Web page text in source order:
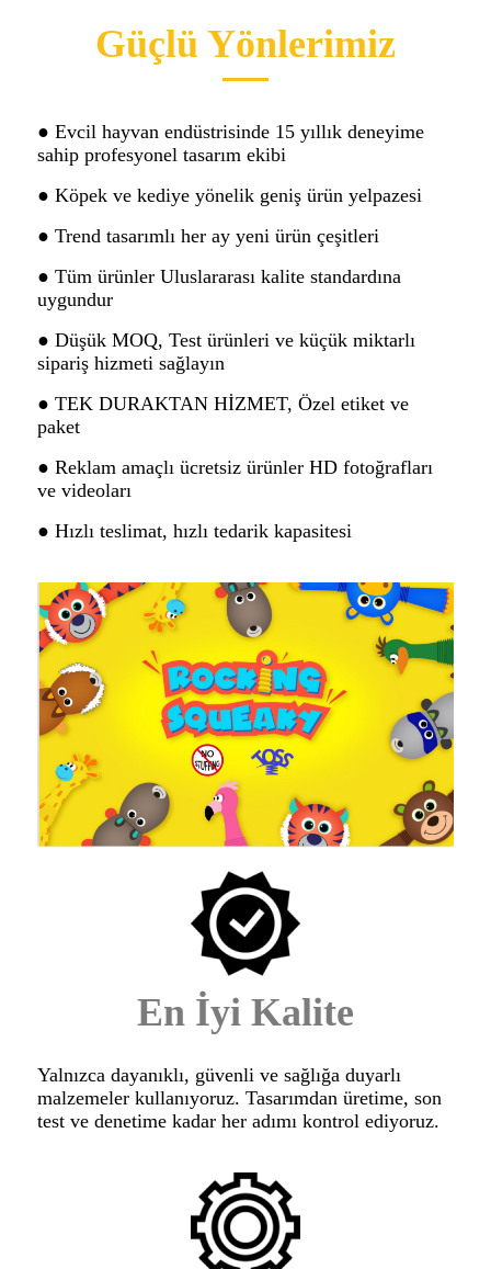
Güçlü Yönlerimiz
● Evcil hayvan endüstrisinde 15 yıllık deneyime
sahip profesyonel tasarım ekibi
● Köpek ve kediye yönelik geniş ürün yelpazesi
● Trend tasarımlı her ay yeni ürün çeşitleri
● Tüm ürünler Uluslararası kalite standardına
uygundur
● Düşük MOQ, Test ürünleri ve küçük miktarlı
sipariş hizmeti sağlayın
● TEK DURAKTAN HİZMET, Özel etiket ve
paket
● Reklam amaçlı ücretsiz ürünler HD fotoğrafları
ve videoları
● Hızlı teslimat, hızlı tedarik kapasitesi
En İyi Kalite
Yalnızca dayanıklı, güvenli ve sağlığa duyarlı
malzemeler kullanıyoruz. Tasarımdan üretime, son
test ve denetime kadar her adımı kontrol ediyoruz.